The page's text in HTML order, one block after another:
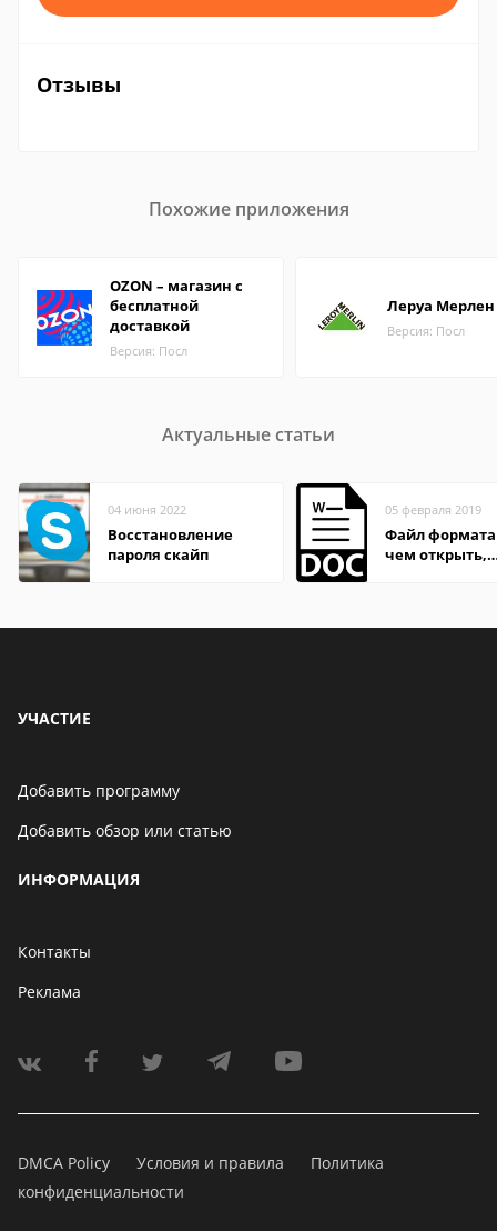
Отзывы
Похожие приложения
OZON – магазин с
бесплатной
доставкой
Версия: Посл
Леруа Мерлен
Версия: Посл
Актуальные статьи
04 июня 2022
Восстановление
пароля скайп
05 февраля 2019
Файл формата
чем открыть,
УЧАСТИЕ
Добавить программу
Добавить обзор или статью
ИНФОРМАЦИЯ
Контакты
Реклама
DMCA Policy Условия и правила
Политика
конфиденциальности